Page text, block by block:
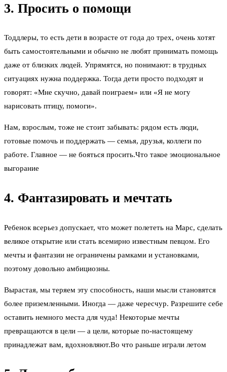
3. Просить о помощи
Тоддлеры, то есть дети в возрасте от года до трех, очень хотят
быть самостоятельными и обычно не любят принимать помощь
даже от близких людей. Упрямятся, но понимают: в трудных
ситуациях нужна поддержка. Тогда дети просто подходят и
говорят: «Мне скучно, давай поиграем» или «Я не могу
нарисовать птицу, помоги».
Нам, взрослым, тоже не стоит забывать: рядом есть люди,
готовые помочь и поддержать — семья, друзья, коллеги по
работе. Главное — не бояться просить.Что такое эмоциональное
выгорание
4. Фантазировать и мечтать
Ребенок всерьез допускает, что может полететь на Марс, сделать
великое открытие или стать всемирно известным певцом. Его
мечты и фантазии не ограничены рамками и установками,
поэтому довольно амбициозны.
Вырастая, мы теряем эту способность, наши мысли становятся
более приземленными. Иногда — даже чересчур. Разрешите себе
оставить немного места для чуда! Некоторые мечты
превращаются в цели — а цели, которые по-настоящему
принадлежат вам, вдохновляют.Во что раньше играли летом